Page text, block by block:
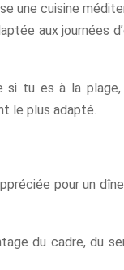
une cuisine
aux journées
si tu es à la
le plus adapté.
pour un
du cadre, du